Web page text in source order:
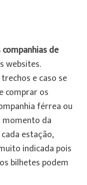
de
websites.
e caso se
comprar os
férrea ou
da
estação,
indicada pois
bilhetes podem